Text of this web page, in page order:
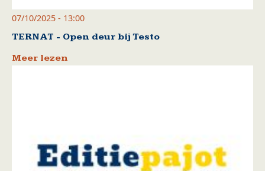
07/10/2025 - 13:00
TERNAT - Open deur bij Testo
Meer lezen